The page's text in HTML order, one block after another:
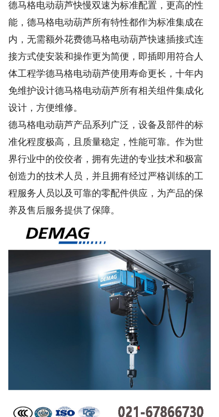
德马格电动葫芦快慢双速为标准配置，更高的性
能，德马格电动葫芦所有特性都作为标准集成在
内，无需额外花费德马格电动葫芦快速插接式连
接方式使安装和操作更为简便，即插即用符合人
体工程学德马格电动葫芦使用寿命更长，十年内
免维护设计德马格电动葫芦所有相关组件集成化
设计，方便维修。
德马格电动葫芦产品系列广泛，设备及部件的标
准化程度极高，且质量稳定，性能可靠。作为世
界行业中的佼佼者，拥有先进的专业技术和极富
创造力的技术人员，并且拥有经过严格训练的工
程服务人员以及可靠的零配件供应，为产品的保
养及售后服务提供了保障。